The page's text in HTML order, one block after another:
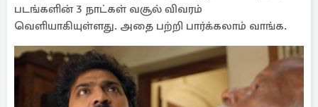
படங்களின் 3 நாட்கள் வசூல் விவரம்
வெளியாகியுள்ளது. அதை பற்றி பார்க்கலாம் வாங்க.